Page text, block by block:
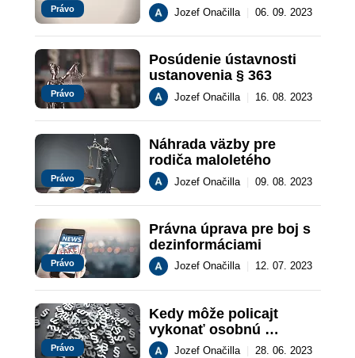
Právo Jozef Onačilla 06. 09. 2023
Právo
Posúdenie ústavnosti
ustanovenia § 363
Jozef Onačilla 16. 08. 2023
Právo
Náhrada väzby pre
rodiča maloletého
Jozef Onačilla 09. 08. 2023
Právo
Právna úprava pre boj s
dezinformáciami
Jozef Onačilla 12. 07. 2023
Právo
Kedy môže policajt
vykonať osobnú
prehliadku?
Jozef Onačilla 28. 06. 2023